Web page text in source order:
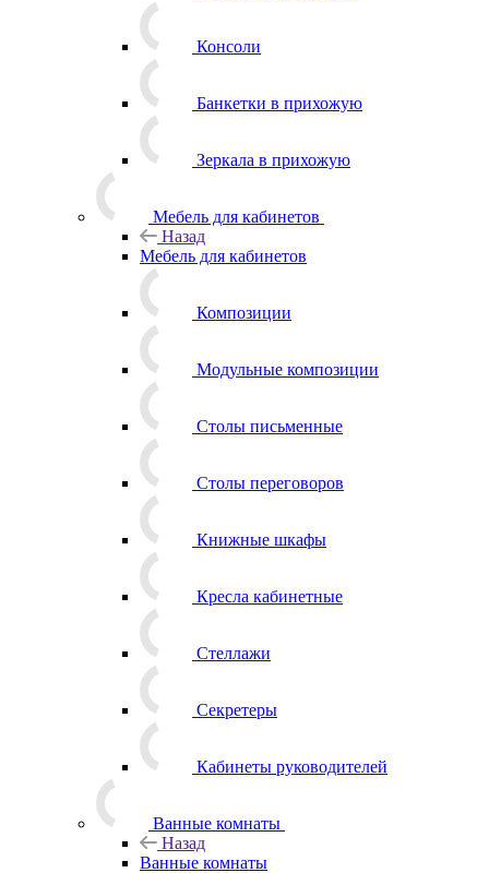
Консоли
Банкетки в прихожую
Зеркала в прихожую
Мебель для кабинетов
Назад
Мебель для кабинетов
Композиции
Модульные композиции
Столы письменные
Столы переговоров
Книжные шкафы
Кресла кабинетные
Стеллажи
Секретеры
Кабинеты руководителей
Ванные комнаты
Назад
Ванные комнаты